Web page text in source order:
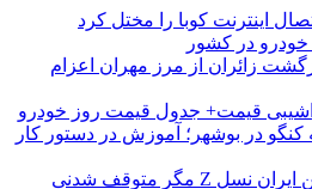
اینترنت کوبا را مختل کرد
بازگشت زائران از مرز مهران اعزام
قیمت+ جدول قیمت روز خودرو
در بوشهر؛ آموزش در دستور کار
سیلیکن ولیِ تهران؛ این ایران نسل Z مگر متوقف شدنی